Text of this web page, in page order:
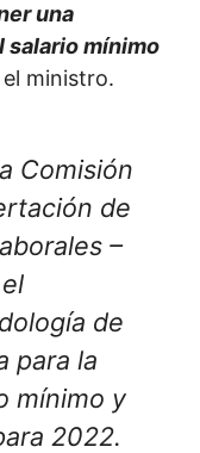
una
salario mínimo
ministro.
Comisión
de
–
de
para la
mínimo y
2022.